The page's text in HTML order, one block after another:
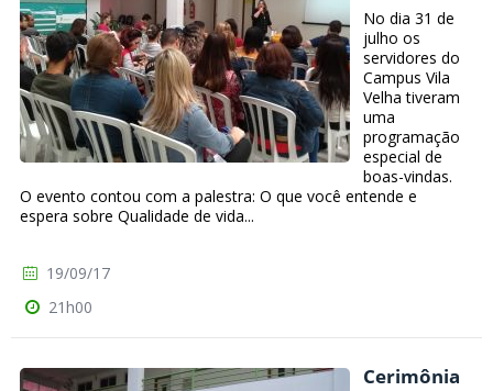
No dia 31 de
julho os
servidores do
Campus Vila
Velha tiveram
uma
programação
especial de
boas-vindas.
O evento contou com a palestra: O que você entende e
espera sobre Qualidade de vida...
19/09/17
21h00
Cerimônia